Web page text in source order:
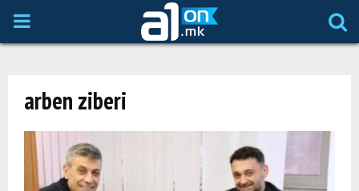
P
arben ziberi